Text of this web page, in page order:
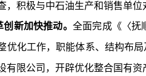
，积极与中石油生产和销售单
创新加快推动。 全面完成《〈抚
优化工作，职能体系、结构布
有限公司，开辟优化整合国有资